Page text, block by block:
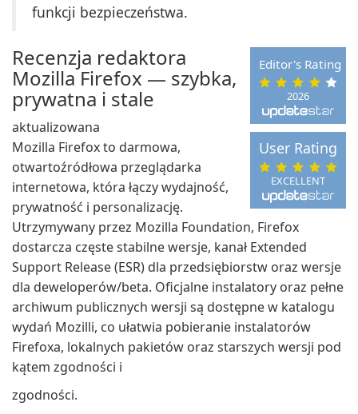
funkcji bezpieczeństwa.
2026
Editor's Rating
EXCELLENT
User Rating
Recenzja redaktora
Mozilla Firefox — szybka,
prywatna i stale
aktualizowana
Mozilla Firefox to darmowa,
otwartoźródłowa przeglądarka
internetowa, która łączy wydajność,
prywatność i personalizację.
Utrzymywany przez Mozilla Foundation, Firefox
dostarcza częste stabilne wersje, kanał Extended
Support Release (ESR) dla przedsiębiorstw oraz wersje
dla deweloperów/beta. Oficjalne instalatory oraz pełne
archiwum publicznych wersji są dostępne w katalogu
wydań Mozilli, co ułatwia pobieranie instalatorów
Firefoxa, lokalnych pakietów oraz starszych wersji pod
kątem zgodności i
zgodności.